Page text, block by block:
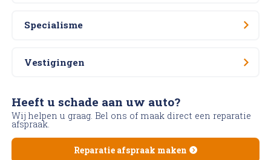
Specialisme
Vestigingen
Heeft u schade aan uw auto?
Wij helpen u graag. Bel ons of maak direct een reparatie
afspraak.
Reparatie afspraak maken